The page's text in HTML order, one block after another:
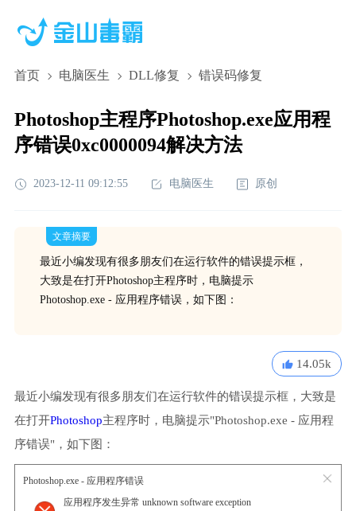
首页 电脑医生 DLL修复 错误码修复
Photoshop主程序Photoshop.exe应用程
序错误0xc0000094解决方法
2023-12-11 09:12:55 电脑医生 原创
文章摘要
最近小编发现有很多朋友们在运行软件的错误提示框，
大致是在打开Photoshop主程序时，电脑提示
Photoshop.exe - 应用程序错误，如下图：
14.05k
最近小编发现有很多朋友们在运行软件的错误提示框，大致是
在打开Photoshop主程序时，电脑提示"Photoshop.exe - 应用程
序错误"，如下图：
Photoshop.exe - 应用程序错误
应用程序发生异常 unknown software exception